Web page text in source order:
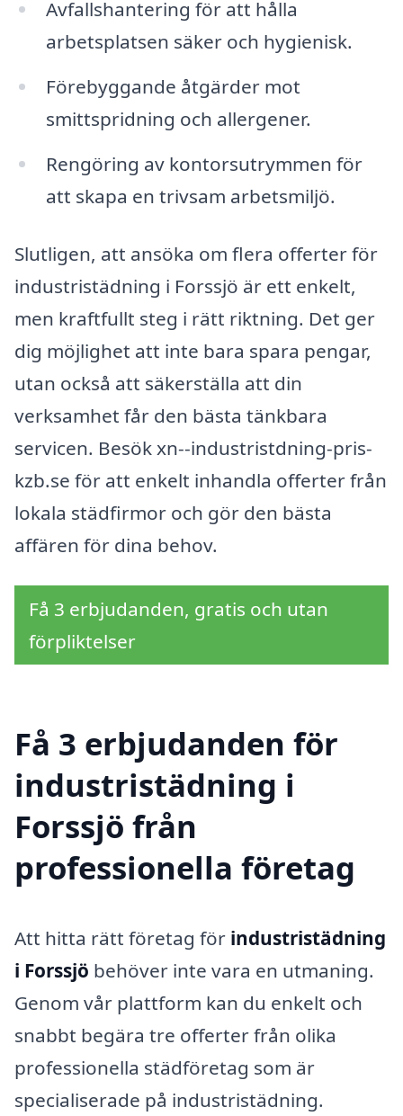
Avfallshantering för att hålla
arbetsplatsen säker och hygienisk.
Förebyggande åtgärder mot
smittspridning och allergener.
Rengöring av kontorsutrymmen för
att skapa en trivsam arbetsmiljö.
Slutligen, att ansöka om flera offerter för
industristädning i Forssjö är ett enkelt,
men kraftfullt steg i rätt riktning. Det ger
dig möjlighet att inte bara spara pengar,
utan också att säkerställa att din
verksamhet får den bästa tänkbara
servicen. Besök xn--industristdning-pris-
kzb.se för att enkelt inhandla offerter från
lokala städfirmor och gör den bästa
affären för dina behov.
Få 3 erbjudanden, gratis och utan
förpliktelser
Få 3 erbjudanden för
industristädning i
Forssjö från
professionella företag
Att hitta rätt företag för industristädning
i Forssjö behöver inte vara en utmaning.
Genom vår plattform kan du enkelt och
snabbt begära tre offerter från olika
professionella städföretag som är
specialiserade på industristädning.